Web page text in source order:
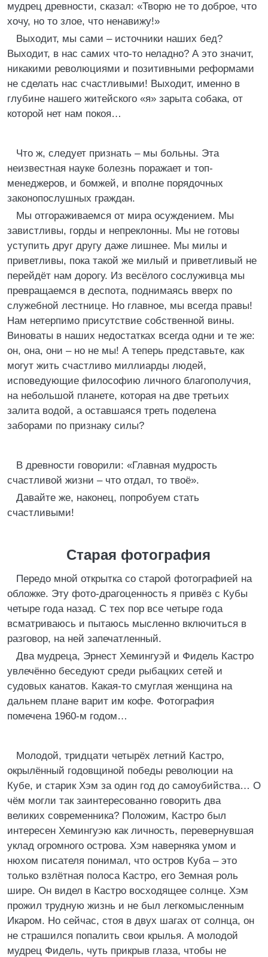
мудрец древности, сказал: «Творю не то доброе, что
хочу, но то злое, что ненавижу!»
Выходит, мы сами – источники наших бед?
Выходит, в нас самих что-то неладно? А это значит,
никакими революциями и позитивными реформами
не сделать нас счастливыми! Выходит, именно в
глубине нашего житейского «я» зарыта собака, от
которой нет нам покоя…
Что ж, следует признать – мы больны. Эта
неизвестная науке болезнь поражает и топ-
менеджеров, и бомжей, и вполне порядочных
законопослушных граждан.
Мы отгораживаемся от мира осуждением. Мы
завистливы, горды и непреклонны. Мы не готовы
уступить друг другу даже лишнее. Мы милы и
приветливы, пока такой же милый и приветливый не
перейдёт нам дорогу. Из весёлого сослуживца мы
превращаемся в деспота, поднимаясь вверх по
служебной лестнице. Но главное, мы всегда правы!
Нам нетерпимо присутствие собственной вины.
Виноваты в наших недостатках всегда одни и те же:
он, она, они – но не мы! А теперь представьте, как
могут жить счастливо миллиарды людей,
исповедующие философию личного благополучия,
на небольшой планете, которая на две третьих
залита водой, а оставшаяся треть поделена
заборами по признаку силы?
В древности говорили: «Главная мудрость
счастливой жизни – что отдал, то твоё».
Давайте же, наконец, попробуем стать
счастливыми!
Старая фотография
Передо мной открытка со старой фотографией на
обложке. Эту фото-драгоценность я привёз с Кубы
четыре года назад. С тех пор все четыре года
всматриваюсь и пытаюсь мысленно включиться в
разговор, на ней запечатленный.
Два мудреца, Эрнест Хемингуэй и Фидель Кастро
увлечённо беседуют среди рыбацких сетей и
судовых канатов. Какая-то смуглая женщина на
дальнем плане варит им кофе. Фотография
помечена 1960-м годом…
Молодой, тридцати четырёх летний Кастро,
окрылённый годовщиной победы революции на
Кубе, и старик Хэм за один год до самоубийства… О
чём могли так заинтересованно говорить два
великих современника? Положим, Кастро был
интересен Хемингуэю как личность, перевернувшая
уклад огромного острова. Хэм наверняка умом и
нюхом писателя понимал, что остров Куба – это
только взлётная полоса Кастро, его Земная роль
шире. Он видел в Кастро восходящее солнце. Хэм
прожил трудную жизнь и не был легкомысленным
Икаром. Но сейчас, стоя в двух шагах от солнца, он
не страшился попалить свои крылья. А молодой
мудрец Фидель, чуть прикрыв глаза, чтобы не